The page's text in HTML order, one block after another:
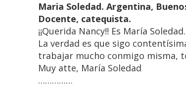
Maria Soledad. Argentina,
Docente, catequista.
¡¡Querida Nancy!! Es María
La verdad es que sigo
trabajar mucho conmigo misma,
Muy atte, María Soledad
……………